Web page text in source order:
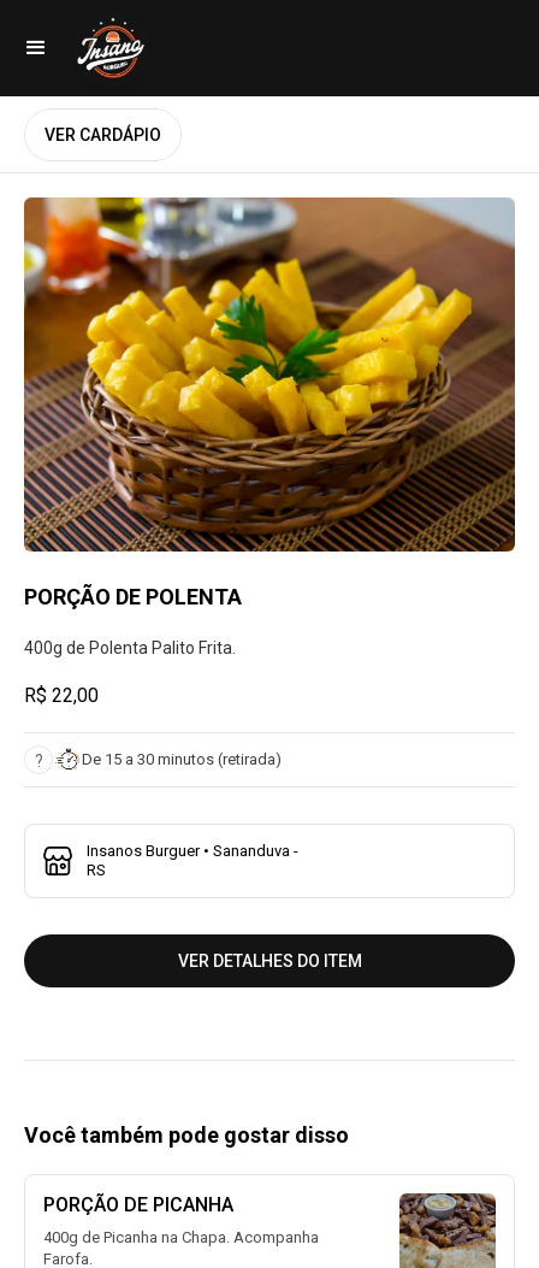
VER CARDÁPIO
PORÇÃO DE POLENTA
400g de Polenta Palito Frita.
R$ 22,00
? De 15 a 30 minutos (retirada)
Insanos Burguer • Sananduva -
RS
VER DETALHES DO ITEM
Você também pode gostar disso
PORÇÃO DE PICANHA
400g de Picanha na Chapa. Acompanha
Farofa.